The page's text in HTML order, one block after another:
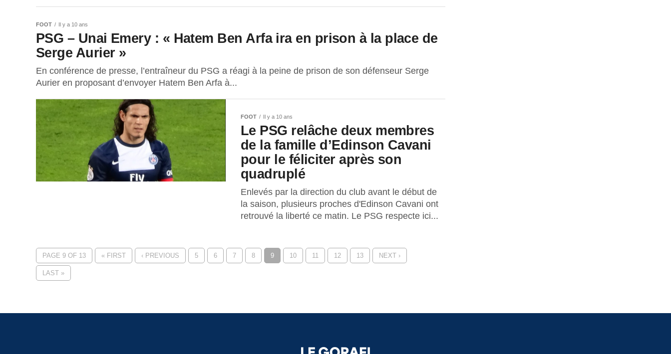
FOOT Il y a 10 ans
PSG – Unai Emery : « Hatem Ben Arfa ira en prison à la place de
Serge Aurier »
En conférence de presse, l’entraîneur du PSG a réagi à la peine de prison de son défenseur Serge
Aurier en proposant d’envoyer Hatem Ben Arfa à...
FOOT Il y a 10 ans
Le PSG relâche deux membres
de la famille d’Edinson Cavani
pour le féliciter après son
quadruplé
Enlevés par la direction du club avant le début de
la saison, plusieurs proches d'Edinson Cavani ont
retrouvé la liberté ce matin. Le PSG respecte ici...
PAGE 9 OF 13 « FIRST ‹ PREVIOUS 5 6 7 8 9 10 11 12 13 NEXT ›
LAST »